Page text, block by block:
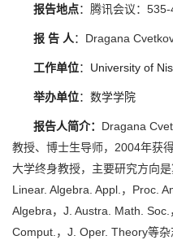
报告地点： 腾讯会议： 535-
报 告 人： Dragana
工作单位： University of Nis
举办单位：数学学院
报告人简介： Dragana
教授、博士生导师， 2004年获
大学终身教授，主要研究方向
Linear. Algebra. Appl. ， Proc.
Algebra， J. Austra. Math. Soc.
Comput. ， J. Oper. Theory等杂